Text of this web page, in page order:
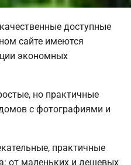
доступные
сайте имеются
экономных
но практичные
с фотографиями и
практичные
от маленьких и дешевых